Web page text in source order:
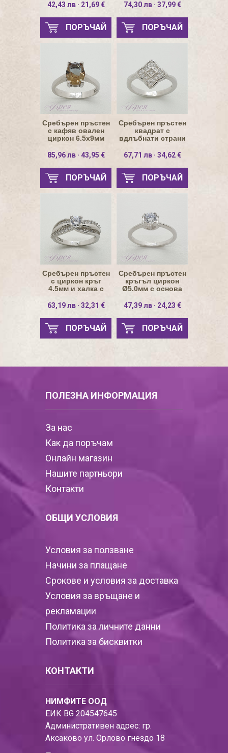
42,43 лв · 21,69 €
ПОРЪЧАЙ
74,30 лв · 37,99 €
ПОРЪЧАЙ
Сребърен пръстен
с кафяв овален
циркон 6.5х9мм
85,96 лв · 43,95 €
ПОРЪЧАЙ
Сребърен пръстен
квадрат с
вдлъбнати страни
67,71 лв · 34,62 €
ПОРЪЧАЙ
Сребърен пръстен
с циркон кръг
4.5мм и халка с
63,19 лв · 32,31 €
ПОРЪЧАЙ
Сребърен пръстен
кръгъл циркон
Ø5.0мм с основа
47,39 лв · 24,23 €
ПОРЪЧАЙ
ПОЛЕЗНА ИНФОРМАЦИЯ
За нас
Как да поръчам
Онлайн магазин
Нашите партньори
Контакти
ОБЩИ УСЛОВИЯ
Условия за ползване
Начини за плащане
Срокове и условия за доставка
Условия за връщане и
рекламации
Политика за личните данни
Политика за бисквитки
КОНТАКТИ
НИМФИТЕ ООД
ЕИК BG 204547645
Административен адрес: гр.
Аксаково ул. Орлово гнездо 18